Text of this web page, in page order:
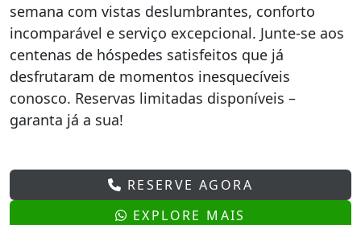
semana com vistas deslumbrantes, conforto
incomparável e serviço excepcional. Junte-se aos
centenas de hóspedes satisfeitos que já
desfrutaram de momentos inesquecíveis
conosco. Reservas limitadas disponíveis –
garanta já a sua!
RESERVE AGORA
EXPLORE MAIS